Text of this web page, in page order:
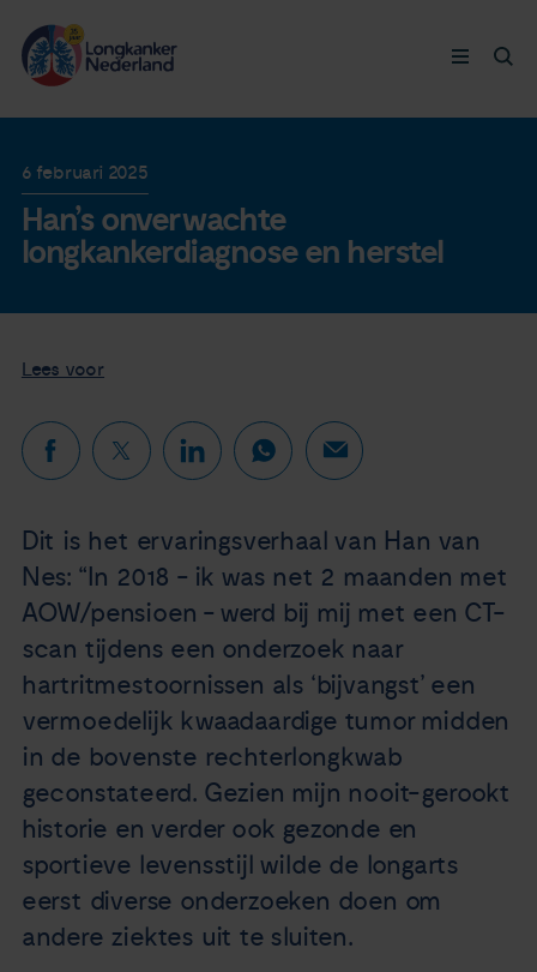
Nieuws
Agenda
Over ons
Contact
Longkanker
Leven met
Thymuskankers
Steun ons
6 februari 2025
Han’s onverwachte
longkankerdiagnose en herstel
Lees voor
Dit is het ervaringsverhaal van Han van
Nes: “In 2018 - ik was net 2 maanden met
AOW/pensioen - werd bij mij met een CT-
scan tijdens een onderzoek naar
hartritmestoornissen als ‘bijvangst’ een
vermoedelijk kwaadaardige tumor midden
in de bovenste rechterlongkwab
geconstateerd. Gezien mijn nooit-gerookt
historie en verder ook gezonde en
sportieve levensstijl wilde de longarts
eerst diverse onderzoeken doen om
andere ziektes uit te sluiten.